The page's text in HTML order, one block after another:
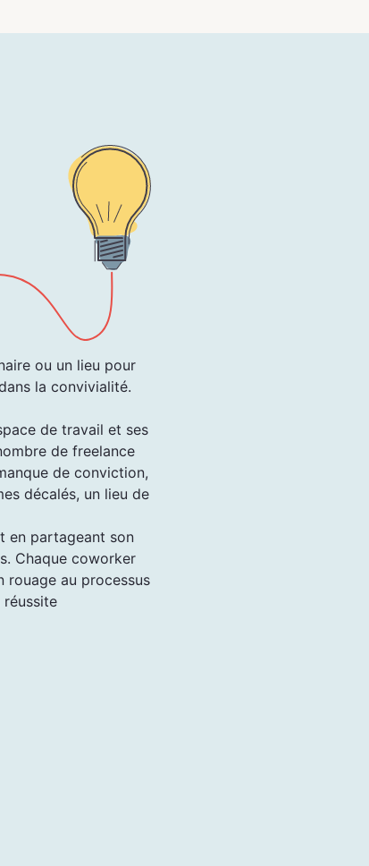
ou un lieu pour
la convivialité.
de travail et ses
de freelance
de conviction,
décalés, un lieu de
en partageant son
Chaque coworker
rouage au processus